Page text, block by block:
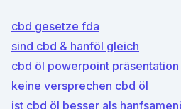
cbd gesetze fda
sind cbd & hanföl gleich
cbd öl powerpoint präsentation
keine versprechen cbd öl
ist cbd öl besser als